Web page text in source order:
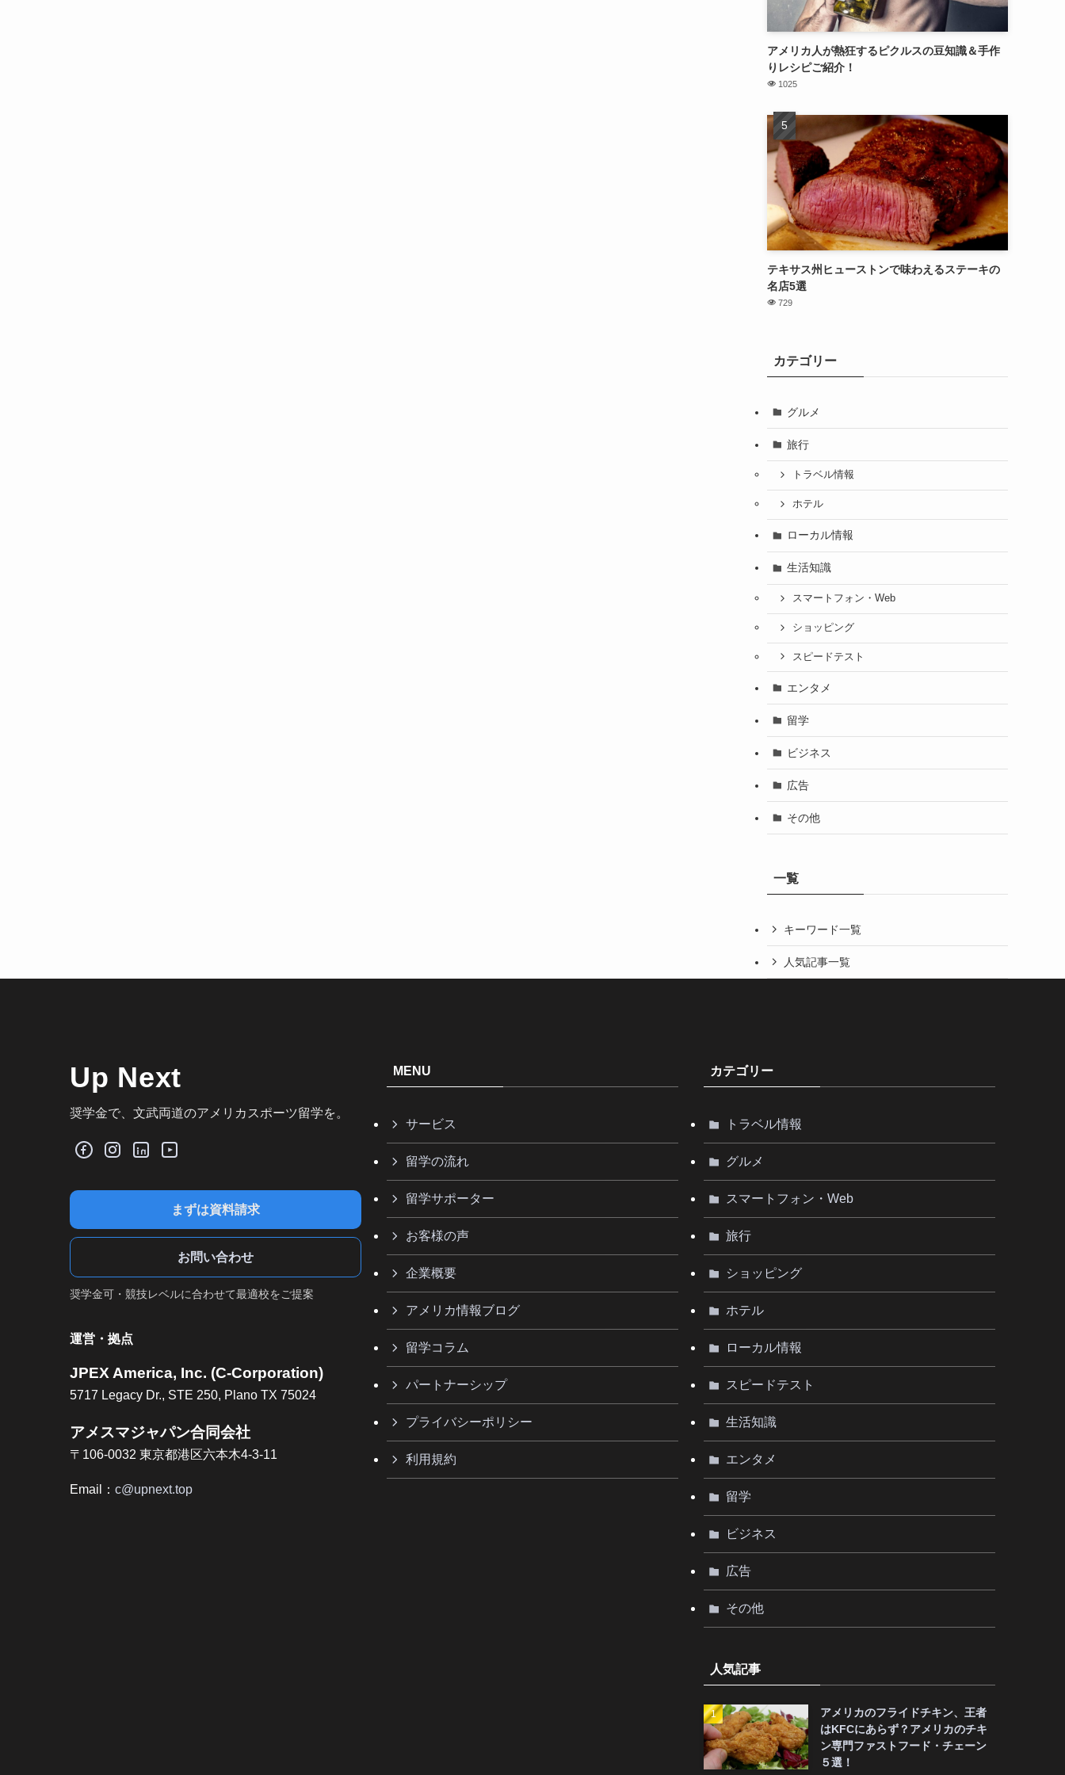
アメリカ人が熱狂するピクルスの豆知識＆手作
りレシピご紹介！
1025
テキサス州ヒューストンで味わえるステーキの
名店5選
729
カテゴリー
グルメ
旅行
トラベル情報
ホテル
ローカル情報
生活知識
スマートフォン・Web
ショッピング
スピードテスト
エンタメ
留学
ビジネス
広告
その他
一覧
キーワード一覧
人気記事一覧
Up Next
奨学金で、文武両道のアメリカスポーツ留学を。
まずは資料請求
お問い合わせ
奨学金可・競技レベルに合わせて最適校をご提案
運営・拠点
JPEX America, Inc. (C-Corporation)
5717 Legacy Dr., STE 250, Plano TX 75024
アメスマジャパン合同会社
〒106-0032 東京都港区六本木4-3-11
Email： c@upnext.top
MENU
サービス
留学の流れ
留学サポーター
お客様の声
企業概要
アメリカ情報ブログ
留学コラム
パートナーシップ
プライバシーポリシー
利用規約
カテゴリー
トラベル情報
グルメ
スマートフォン・Web
旅行
ショッピング
ホテル
ローカル情報
スピードテスト
生活知識
エンタメ
留学
ビジネス
広告
その他
人気記事
アメリカのフライドチキン、王者
はKFCにあらず？アメリカのチキ
ン専門ファストフード・チェーン
５選！